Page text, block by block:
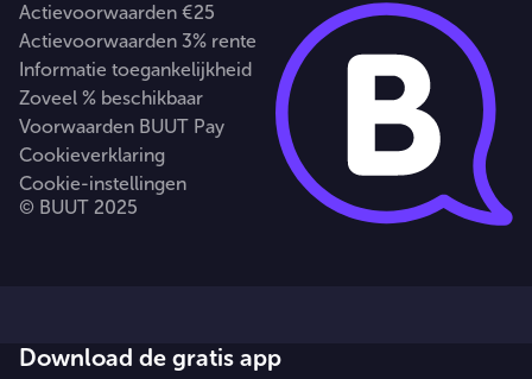
Actievoorwaarden €25
Actievoorwaarden 3% rente
Informatie toegankelijkheid
Zoveel % beschikbaar
Voorwaarden BUUT Pay
Cookieverklaring
Cookie-instellingen
© BUUT 2025
Download de gratis app